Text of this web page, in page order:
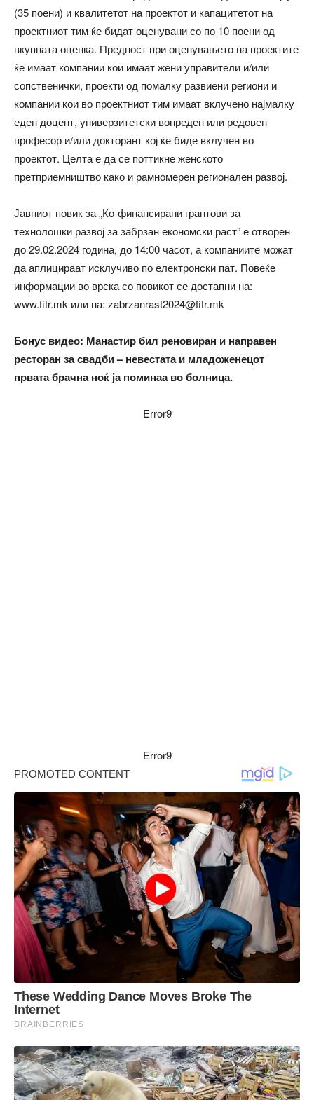
(35 поени) и квалитетот на проектот и капацитетот на
проектниот тим ќе бидат оценувани со по 10 поени од
вкупната оценка. Предност при оценувањето на проектите
ќе имаат компании кои имаат жени управители и/или
сопственички, проекти од помалку развиени региони и
компании кои во проектниот тим имаат вклучено најмалку
еден доцент, универзитетски вонреден или редовен
професор и/или докторант кој ќе биде вклучен во
проектот. Целта е да се поттикне женското
претприемништво како и рамномерен регионален развој.
Јавниот повик за „Ко-финансирани грантови за
технолошки развој за забрзан економски раст” е отворен
до 29.02.2024 година, до 14:00 часот, а компаниите можат
да аплицираат исклучиво по електронски пат. Повеќе
информации во врска со повикот се достапни на:
www.fitr.mk или на: zabrzanrast2024@fitr.mk
Бонус видео: Манастир бил реновиран и направен
ресторан за свадби – невестата и младоженецот
првата брачна ноќ ја поминаа во болница.
Error9
Error9